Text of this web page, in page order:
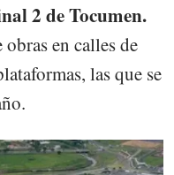
2 de Tocumen.
en calles de
las que se